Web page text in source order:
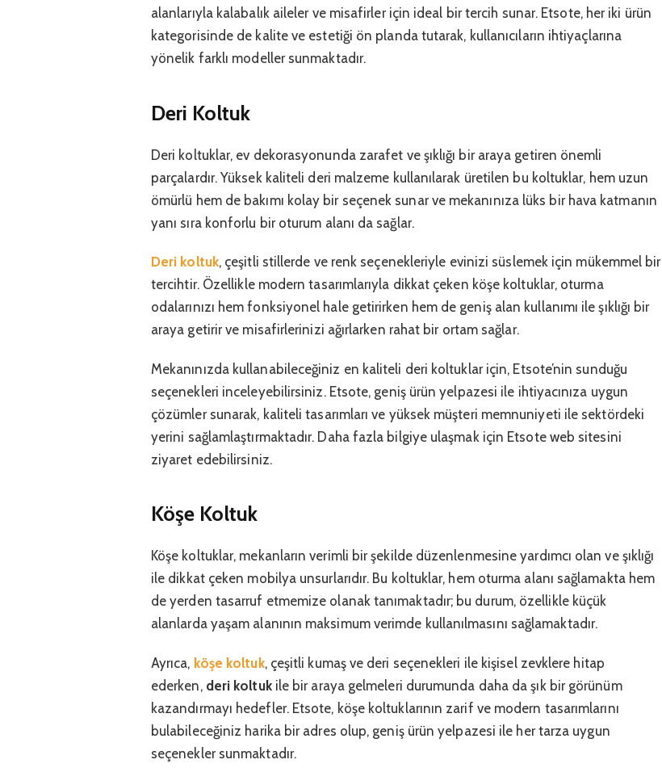
alanlarıyla kalabalık aileler ve misafirler için ideal bir tercih sunar. Etsote, her iki ürün
kategorisinde de kalite ve estetiği ön planda tutarak, kullanıcıların ihtiyaçlarına
yönelik farklı modeller sunmaktadır.
Deri Koltuk
Deri koltuklar, ev dekorasyonunda zarafet ve şıklığı bir araya getiren önemli
parçalardır. Yüksek kaliteli deri malzeme kullanılarak üretilen bu koltuklar, hem uzun
ömürlü hem de bakımı kolay bir seçenek sunar ve mekanınıza lüks bir hava katmanın
yanı sıra konforlu bir oturum alanı da sağlar.
Deri koltuk, çeşitli stillerde ve renk seçenekleriyle evinizi süslemek için mükemmel bir
tercihtir. Özellikle modern tasarımlarıyla dikkat çeken köşe koltuklar, oturma
odalarınızı hem fonksiyonel hale getirirken hem de geniş alan kullanımı ile şıklığı bir
araya getirir ve misafirlerinizi ağırlarken rahat bir ortam sağlar.
Mekanınızda kullanabileceğiniz en kaliteli deri koltuklar için, Etsote’nin sunduğu
seçenekleri inceleyebilirsiniz. Etsote, geniş ürün yelpazesi ile ihtiyacınıza uygun
çözümler sunarak, kaliteli tasarımları ve yüksek müşteri memnuniyeti ile sektördeki
yerini sağlamlaştırmaktadır. Daha fazla bilgiye ulaşmak için Etsote web sitesini
ziyaret edebilirsiniz.
Köşe Koltuk
Köşe koltuklar, mekanların verimli bir şekilde düzenlenmesine yardımcı olan ve şıklığı
ile dikkat çeken mobilya unsurlarıdır. Bu koltuklar, hem oturma alanı sağlamakta hem
de yerden tasarruf etmemize olanak tanımaktadır; bu durum, özellikle küçük
alanlarda yaşam alanının maksimum verimde kullanılmasını sağlamaktadır.
Ayrıca, köşe koltuk, çeşitli kumaş ve deri seçenekleri ile kişisel zevklere hitap
ederken, deri koltukile bir araya gelmeleri durumunda daha da şık bir görünüm
kazandırmayı hedefler. Etsote, köşe koltuklarının zarif ve modern tasarımlarını
bulabileceğiniz harika bir adres olup, geniş ürün yelpazesi ile her tarza uygun
seçenekler sunmaktadır.